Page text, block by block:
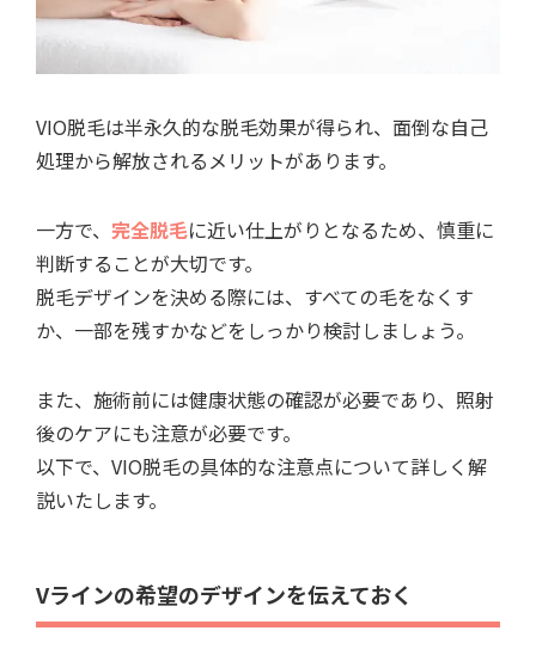
VIO脱毛は半永久的な脱毛効果が得られ、面倒な自己
処理から解放されるメリットがあります。
一方で、 完全脱毛に近い仕上がりとなるため、慎重に
判断することが大切です。
脱毛デザインを決める際には、すべての毛をなくす
か、一部を残すかなどをしっかり検討しましょう。
また、施術前には健康状態の確認が必要であり、照射
後のケアにも注意が必要です。
以下で、VIO脱毛の具体的な注意点について詳しく解
説いたします。
Vラインの希望のデザインを伝えておく